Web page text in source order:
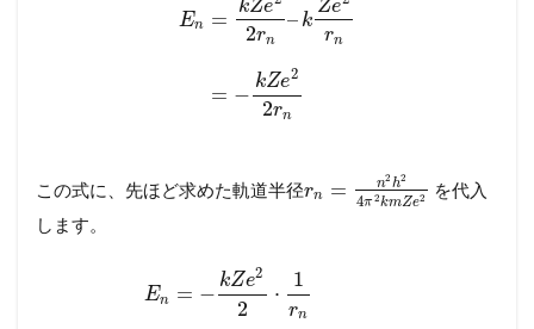
En =
kZe
2rn
– k
Ze
rn
= −
kZe2
2rn
この式に、先ほど求めた軌道半径rn = n2 h2
4π2kmZe2
を代入
します。
En = −
kZe2
2
⋅
1
rn